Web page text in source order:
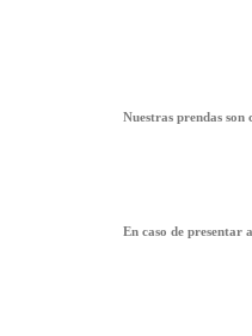
Nuestras prendas son
En caso de presentar